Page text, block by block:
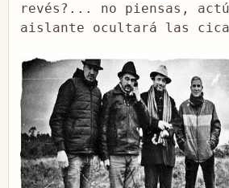
revés?... no piensas,
aislante ocultará las